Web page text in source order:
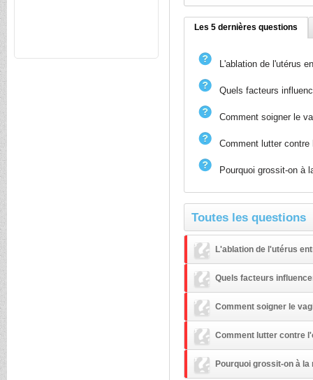
Les 5 dernières questions
L'ablation de l'utérus
Quels facteurs
Comment soigner le
Comment lutter contre
Pourquoi grossit-on à
Toutes les questions
L'ablation de l'utérus
Quels facteurs
Comment soigner le
Comment lutter contre
Pourquoi grossit-on à la